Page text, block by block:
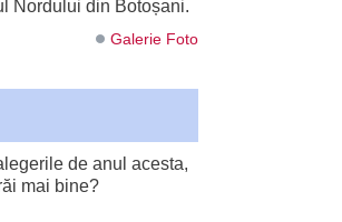
Nordului din Botoșani.
Galerie Foto
de anul acesta,
mai bine?